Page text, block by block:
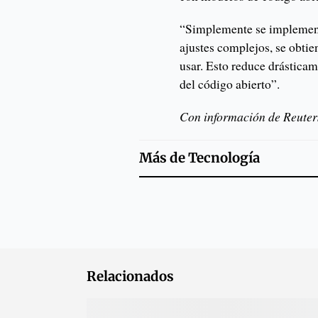
“Simplemente se
ajustes complejos, se
usar. Esto reduce
del código abierto”.
Con información de
Más deTecnología
Relacionados